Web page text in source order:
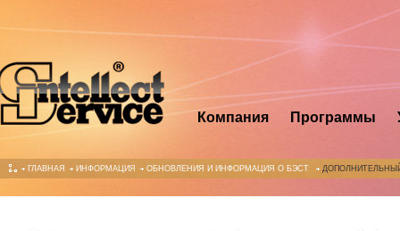
Компания Программы
ГЛАВНАЯ ИНФОРМАЦИЯ ОБНОВЛЕНИЯ И ИНФОРМАЦИЯ О БЭСТ